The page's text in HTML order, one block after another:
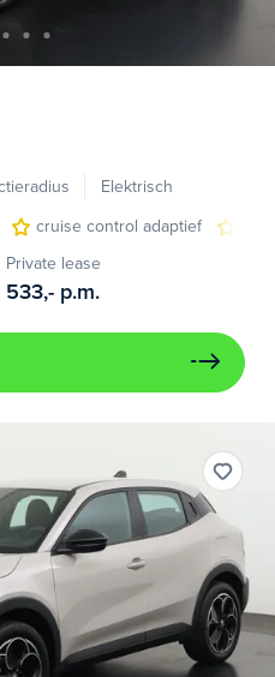
Elektrisch
cruise control adaptief
Private lease
533,- p.m.